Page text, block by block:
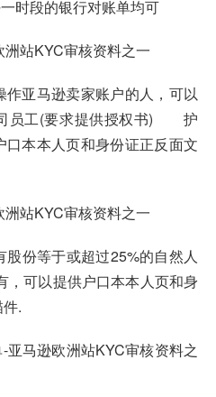
时段的银行对账单均可
站KYC审核资料之一
亚马逊卖家账户的人，可以
员工(要求提供授权书) 护
本本人页和身份证正反面文
站KYC审核资料之一
份等于或超过25%的自然人
可以提供户口本本人页和身
.
马逊欧洲站KYC审核资料之